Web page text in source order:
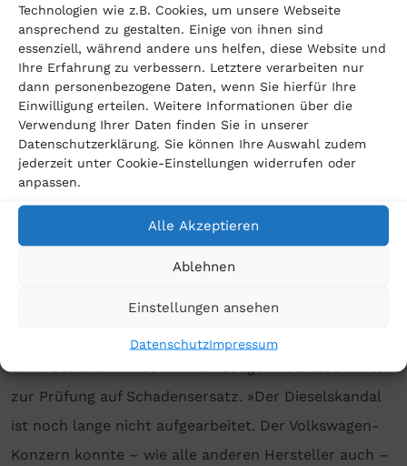
Technologien wie z.B. Cookies, um unsere Webseite
ansprechend zu gestalten. Einige von ihnen sind
essenziell, während andere uns helfen, diese Website und
Ihre Erfahrung zu verbessern. Letztere verarbeiten nur
dann personenbezogene Daten, wenn Sie hierfür Ihre
Einwilligung erteilen. Weitere Informationen über die
Verwendung Ihrer Daten finden Sie in unserer
Datenschutzerklärung. Sie können Ihre Auswahl zudem
jederzeit unter Cookie-Einstellungen widerrufen oder
anpassen.
Alle Akzeptieren
Ablehnen
Einstellungen ansehen
DatenschutzImpressum
Prüfstand gemessenen Werte. Die Frage nach dem
Drittschutz hat der Bundesgerichtshof (BGH) bisher
abgelehnt. Allerdings liegt das Ganze nun zur
Entscheidung beim Europäischen Gerichtshof (EuGH).
Wir gehen jedoch davon aus, dass die Luxemburger
Richter hier verbraucherfreundlich entscheiden
werden. Dies wird dem Dieselskandal eine ganz neue
Entwicklung verleihen.«
Hersteller haben den Dieselskandal zu lange aussitzen
Rechtsanwalt Dreschhoff empfiehlt nach wie vor
allen Besitzern eines VW-Fahrzeugs mit EA288-Motor
zur Prüfung auf Schadensersatz. »Der Dieselskandal
ist noch lange nicht aufgearbeitet. Der Volkswagen-
Konzern konnte – wie alle anderen Hersteller auch –